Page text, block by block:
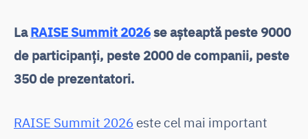
LaRAISE Summit 2026se așteaptă peste 9000
de participanți, peste 2000 de companii, peste
350 de prezentatori.
RAISE Summit 2026 este cel mai important